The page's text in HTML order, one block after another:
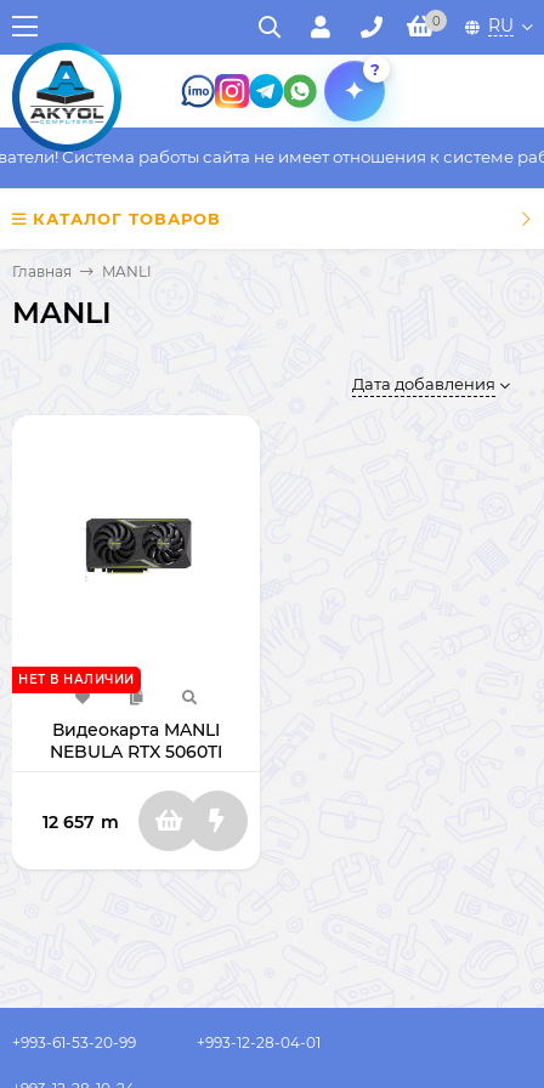
0 RU
?
Система работы сайта не имеет отношения к системе
КАТАЛОГ ТОВАРОВ
Главная MANLI
MANLI
Дата добавления
Видеокарта MANLI
NEBULA RTX 5060TI
GDDR7
НЕТ В НАЛИЧИИ
12 657 m
+993-61-53-20-99 +993-12-28-04-01